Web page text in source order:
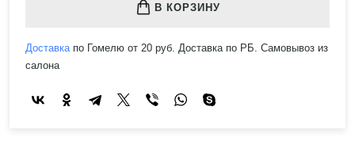
В КОРЗИНУ
Доставкапо Гомелю от 20 руб. Доставка по РБ. Самовывоз из
салона